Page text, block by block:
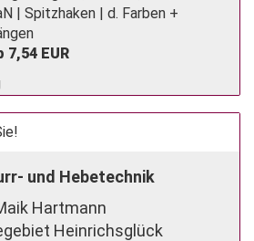
| Spitzhaken | d. Farben +
7,54 EUR
und Hebetechnik
Hartmann
Heinrichsglück